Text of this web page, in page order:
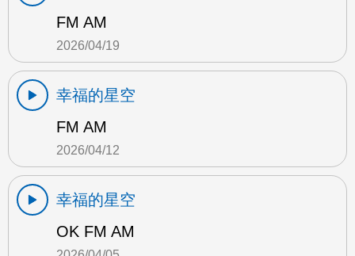
FM AM
2026/04/19
幸福的星空
FM AM
2026/04/12
幸福的星空
OK FM AM